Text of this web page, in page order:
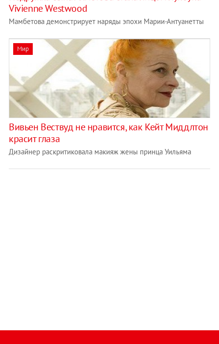
Vivienne Westwood
Мамбетова демонстрирует наряды эпохи Марии-Антуанетты
Мир
Вивьен Вествуд не нравится, как Кейт Миддлтон
красит глаза
Дизайнер раскритиковала макияж жены принца Уильяма